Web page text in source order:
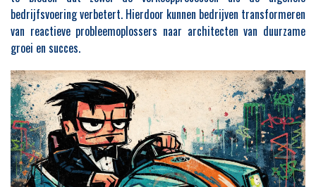
bedrijfsvoering verbetert. Hierdoor kunnen bedrijven transformeren
van reactieve probleemoplossers naar architecten van duurzame
groei en succes.